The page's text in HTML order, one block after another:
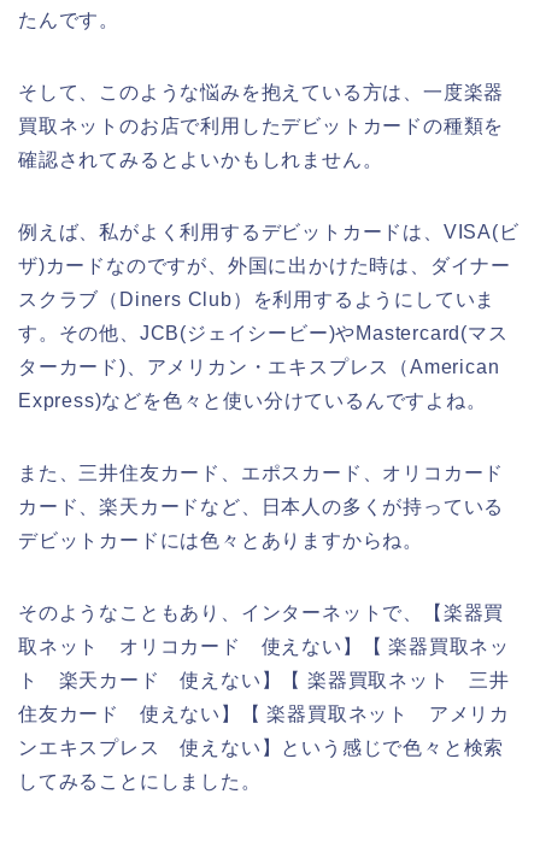
たんです。
そして、このような悩みを抱えている方は、一度楽器
買取ネットのお店で利用したデビットカードの種類を
確認されてみるとよいかもしれません。
例えば、私がよく利用するデビットカードは、VISA(ビ
ザ)カードなのですが、外国に出かけた時は、ダイナー
スクラブ（Diners Club）を利用するようにしていま
す。その他、JCB(ジェイシービー)やMastercard(マス
ターカード)、アメリカン・エキスプレス（American
Express)などを色々と使い分けているんですよね。
また、三井住友カード、エポスカード、オリコカード
カード、楽天カードなど、日本人の多くが持っている
デビットカードには色々とありますからね。
そのようなこともあり、インターネットで、【楽器買
取ネット オリコカード 使えない】【 楽器買取ネッ
ト 楽天カード 使えない】【 楽器買取ネット 三井
住友カード 使えない】【 楽器買取ネット アメリカ
ンエキスプレス 使えない】という感じで色々と検索
してみることにしました。